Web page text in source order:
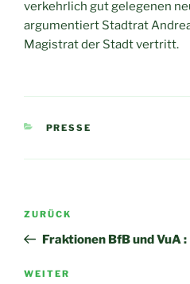
verkehrlich gut gelegenen
argumentiert Stadtrat
Magistrat der Stadt vertritt.
KATEGORIEN
PRESSE
Beitragsnavigation
Vorheriger
Beitrag
ZURÜCK
Fraktionen BfB und VuA :
Nächster
WEITER